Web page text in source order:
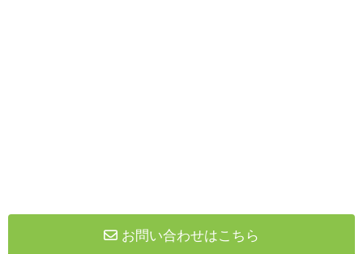
お問い合わせはこちら